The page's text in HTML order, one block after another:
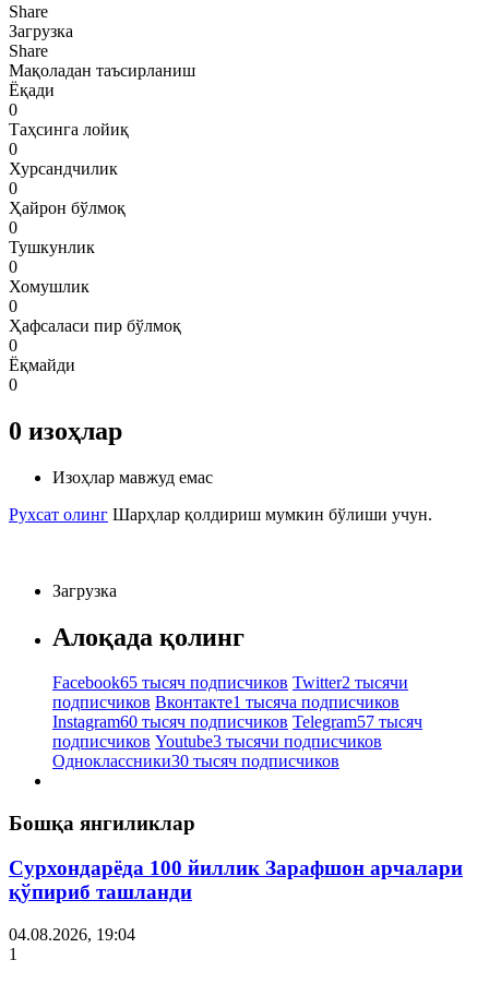
Share
Загрузка
Share
Мақоладан таъсирланиш
Ёқади
0
Таҳсинга лойиқ
0
Хурсандчилик
0
Ҳайрон бўлмоқ
0
Тушкунлик
0
Хомушлик
0
Ҳафсаласи пир бўлмоқ
0
Ёқмайди
0
0 изоҳлар
Изоҳлар мавжуд емас
Рухсат олинг Шарҳлар қолдириш мумкин бўлиши учун.
Загрузка
Алоқада қолинг
Facebook65 тысяч подписчиков Twitter2 тысячи
подписчиков Вконтакте1 тысяча подписчиков
Instagram60 тысяч подписчиков Telegram57 тысяч
подписчиков Youtube3 тысячи подписчиков
Одноклассники30 тысяч подписчиков
Бошқа янгиликлар
Сурхондарёда 100 йиллик Зарафшон арчалари
қўпириб ташланди
04.08.2026, 19:04
1